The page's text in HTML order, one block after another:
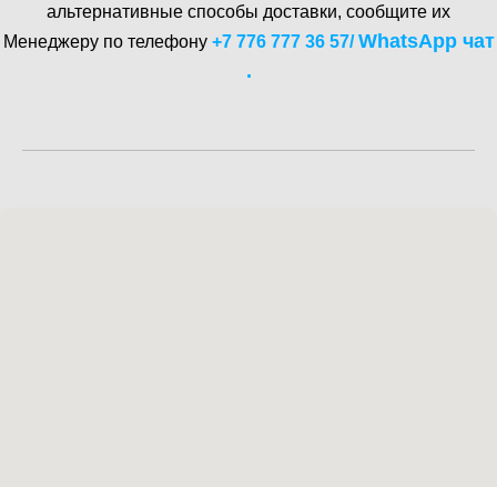
альтернативные способы доставки, сообщите их
Менеджеру по телефону +7 776 777 36 57/WhatsA pp чат
.